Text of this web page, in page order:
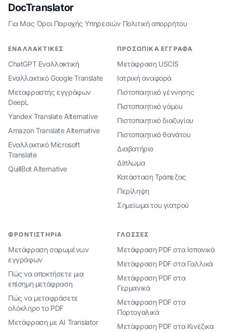
DocTranslator
Για Μας·Όροι Παροχής Υπηρεσιών·Πολιτική απορρήτου
ΕΝΑΛΛΑΚΤΙΚΈΣ
ChatGPT Εναλλακτική
Εναλλακτικό Google Translate
Μεταφραστής εγγράφων
DeepL
Yandex Translate Alternative
Amazon Translate Alternative
Εναλλακτικό Microsoft
Translate
QuillBot Alternative
ΠΡΟΣΩΠΙΚΆ ΈΓΓΡΑΦΑ
Μετάφραση USCIS
Ιατρική αναφορά
Πιστοποιητικό γέννησης
Πιστοποιητικό γάμου
Πιστοποιητικό διαζυγίου
Πιστοποιητικό θανάτου
Διαβατήριο
Δίπλωμα
Κατάσταση Τράπεζας
Περίληψη
Σημείωμα του γιατρού
ΦΡΟΝΤΙΣΤΉΡΙΑ
Μετάφραση σαρωμένων
εγγράφων
Πώς να αποκτήσετε μια
επίσημη μετάφραση
Πώς να μεταφράσετε
ολόκληρο το PDF
Μετάφραση με AI Translator
ΓΛΏΣΣΕΣ
Μετάφραση PDF στα Ισπανικά
Μετάφραση PDF στα Γαλλικά
Μετάφραση PDF στα
Γερμανικά
Μετάφραση PDF στα
Πορτογαλικά
Μετάφραση PDF στα Κινέζικα